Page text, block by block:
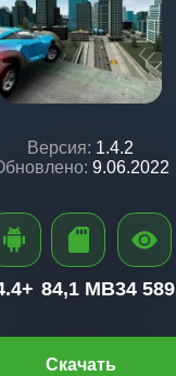
Версия: 1.4.2
9.06.2022
Скачать
84,1 MB34 589